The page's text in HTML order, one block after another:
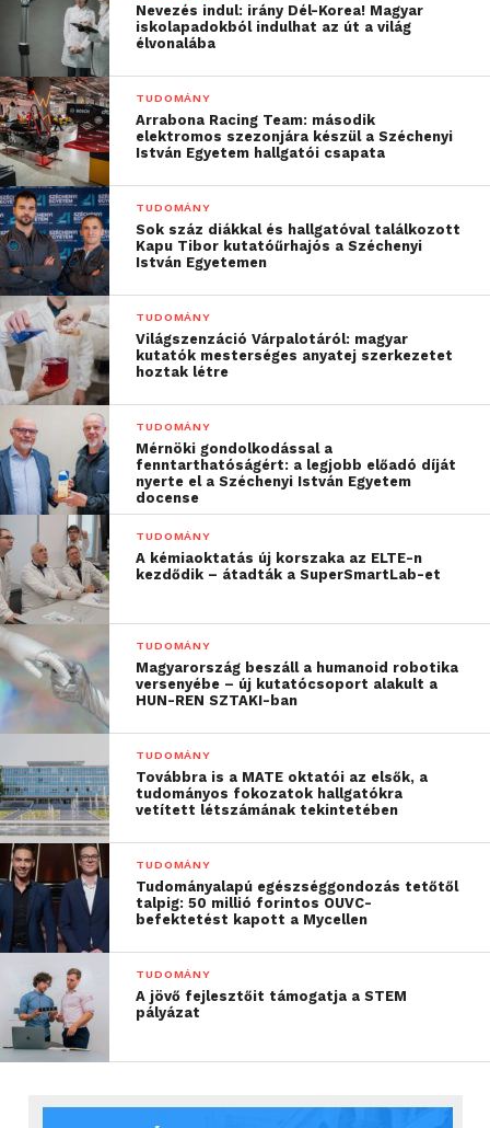
Nevezés indul: irány Dél-Korea! Magyar
iskolapadokból indulhat az út a világ
élvonalába
TUDOMÁNY
Arrabona Racing Team: második
elektromos szezonjára készül a Széchenyi
István Egyetem hallgatói csapata
TUDOMÁNY
Sok száz diákkal és hallgatóval találkozott
Kapu Tibor kutatóűrhajós a Széchenyi
István Egyetemen
TUDOMÁNY
Világszenzáció Várpalotáról: magyar
kutatók mesterséges anyatej szerkezetet
hoztak létre
TUDOMÁNY
Mérnöki gondolkodással a
fenntarthatóságért: a legjobb előadó díját
nyerte el a Széchenyi István Egyetem
docense
TUDOMÁNY
A kémiaoktatás új korszaka az ELTE-n
kezdődik – átadták a SuperSmartLab-et
TUDOMÁNY
Magyarország beszáll a humanoid robotika
versenyébe – új kutatócsoport alakult a
HUN-REN SZTAKI-ban
TUDOMÁNY
Továbbra is a MATE oktatói az elsők, a
tudományos fokozatok hallgatókra
vetített létszámának tekintetében
TUDOMÁNY
Tudományalapú egészséggondozás tetőtől
talpig: 50 millió forintos OUVC-
befektetést kapott a Mycellen
TUDOMÁNY
A jövő fejlesztőit támogatja a STEM
pályázat